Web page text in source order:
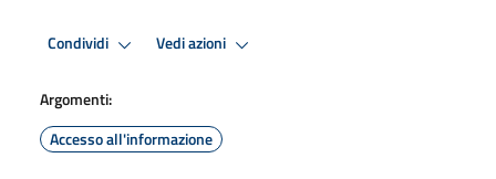
Condividi Vedi azioni
Argomenti:
Accesso all'informazione